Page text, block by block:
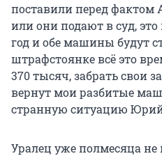
поставили перед фактом
или они подают в суд,
год и обе машины будут
штрафстоянке всё это
370 тысяч, забрать свои
вернут мои разбитые
странную ситуацию
Уралец уже полмесяца